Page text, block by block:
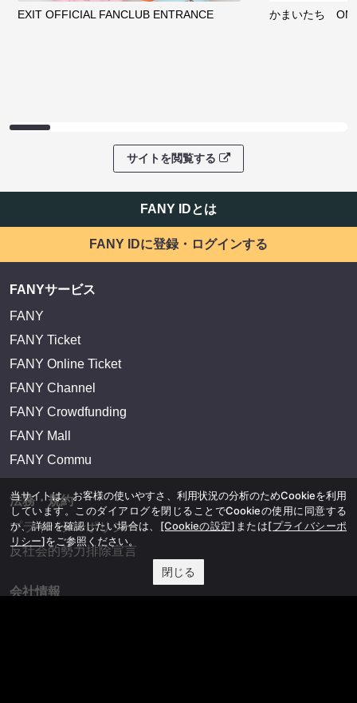
EXIT OFFICIAL FANCLUB ENTRANCE かまいたち
サイトを閲覧する
FANY IDとは
FANY IDに登録・ログインする
FANYサービス
FANY
FANY Ticket
FANY Online Ticket
FANY Channel
FANY Crowdfunding
FANY Mall
FANY Commu
法務・規約
プライバシーポリシー
反社会的勢力排除宣言
会社情報
当サイトは、お客様の使いやすさ、利用状況の分析のためCookieを利用
しています。このダイアログを閉じることでCookieの使用に同意する
か、詳細を確認したい場合は、 [Cookieの設定] または[プライバシーポ
リシー]をご参照ください。
閉じる